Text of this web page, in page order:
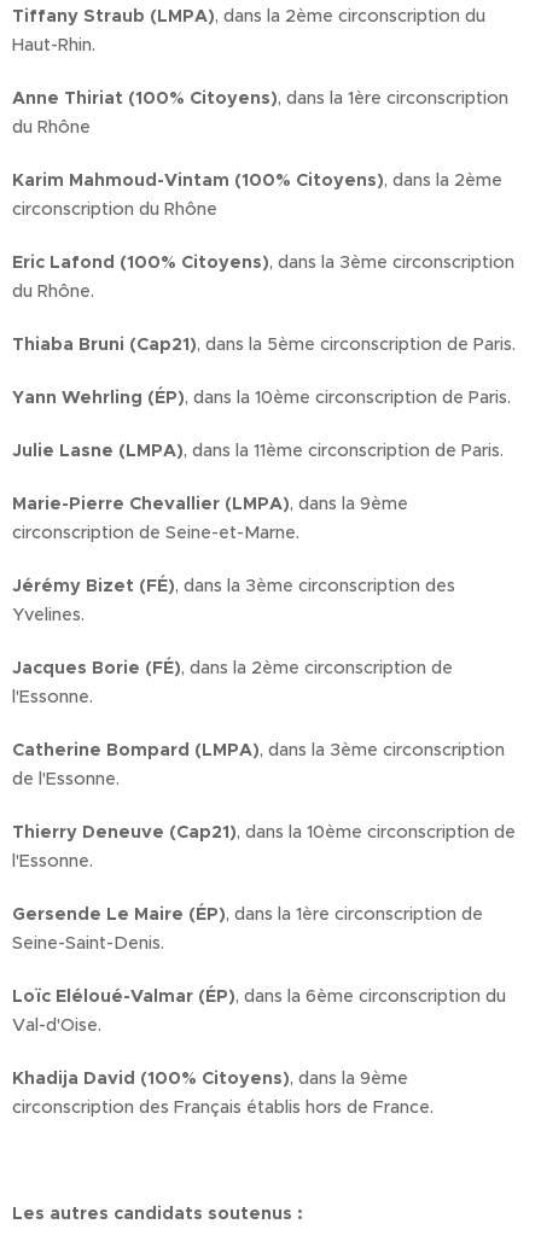
Tiffany Straub (LMPA), dans la 2ème circonscription du
Haut-Rhin.
Anne Thiriat (100% Citoyens), dans la 1ère circonscription
du Rhône
Karim Mahmoud-Vintam (100% Citoyens), dans la 2ème
circonscription du Rhône
Eric Lafond (100% Citoyens), dans la 3ème circonscription
du Rhône.
Thiaba Bruni (Cap21), dans la 5ème circonscription de Paris.
Yann Wehrling (ÉP), dans la 10ème circonscription de Paris.
Julie Lasne (LMPA), dans la 11ème circonscription de Paris.
Marie-Pierre Chevallier (LMPA), dans la 9ème
circonscription de Seine-et-Marne.
Jérémy Bizet (FÉ), dans la 3ème circonscription des
Yvelines.
Jacques Borie (FÉ), dans la 2ème circonscription de
l'Essonne.
Catherine Bompard (LMPA), dans la 3ème circonscription
de l'Essonne.
Thierry Deneuve (Cap21), dans la 10ème circonscription de
l'Essonne.
Gersende Le Maire (ÉP), dans la 1ère circonscription de
Seine-Saint-Denis.
Loïc Eléloué-Valmar (ÉP), dans la 6ème circonscription du
Val-d'Oise.
Khadija David (100% Citoyens), dans la 9ème
circonscription des Français établis hors de France.
Les autres candidats soutenus :